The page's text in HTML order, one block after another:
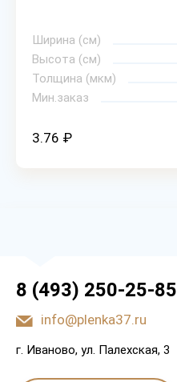
Ширина (см)
Высота (см)
Толщина (мкм)
Мин.заказ
3.76 ₽
8 (493) 250-25-85
info@plenka37.ru
г. Иваново, ул. Палехская, 3